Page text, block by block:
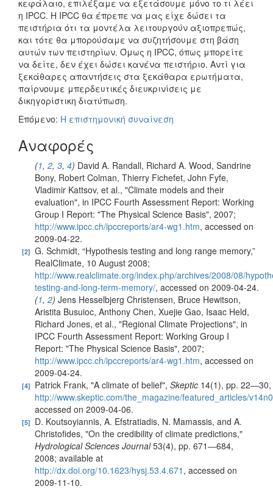
κεφάλαιο, επιλέξαμε να εξετάσουμε μόνο το τι λέει
η IPCC. Η IPCC θα έπρεπε να μας είχε δώσει τα
πειστήρια ότι τα μοντέλα λειτουργούν αξιοπρεπώς,
και τότε θα μπορούσαμε να συζητήσουμε στη βάση
αυτών των πειστηρίων. Όμως η IPCC, όπως μπορείτε
να δείτε, δεν έχει δώσει κανένα πειστήριο. Αντί για
ξεκάθαρες απαντήσεις στα ξεκάθαρα ερωτήματα,
παίρνουμε μπερδευτικές διευκρινίσεις με
δικηγορίστικη διατύπωση.
Επόμενο: Η επιστημονική συναίνεση
Αναφορές
(1, 2, 3, 4) David A. Randall, Richard A. Wood, Sandrine
Bony, Robert Colman, Thierry Fichefet, John Fyfe,
Vladimir Kattsov, et al., "Climate models and their
evaluation", in IPCC Fourth Assessment Report: Working
Group I Report: "The Physical Science Basis", 2007;
http://www.ipcc.ch/ipccreports/ar4-wg1.htm, accessed on
2009-04-22.
[2] G. Schmidt, “Hypothesis testing and long range memory,”
RealClimate, 10 August 2008;
http://www.realclimate.org/index.php/archives/2008/08/
testing-and-long-term-memory/, accessed on 2009-04-24.
(1, 2) Jens Hesselbjerg Christensen, Bruce Hewitson,
Aristita Busuioc, Anthony Chen, Xuejie Gao, Isaac Held,
Richard Jones, et al., "Regional Climate Projections", in
IPCC Fourth Assessment Report: Working Group I
Report: "The Physical Science Basis", 2007;
http://www.ipcc.ch/ipccreports/ar4-wg1.htm, accessed on
2009-04-24.
[4] Patrick Frank, "A climate of belief", Skeptic 14(1), pp. 22―30,
http://www.skeptic.com/the_magazine/featured_articles/
accessed on 2009-04-06.
[5] D. Koutsoyiannis, A. Efstratiadis, N. Mamassis, and A.
Christofides, "On the credibility of climate predictions,"
Hydrological Sciences Journal53(4), pp. 671―684,
2008; available at
http://dx.doi.org/10.1623/hysj.53.4.671 , accessed on
2009-11-10.